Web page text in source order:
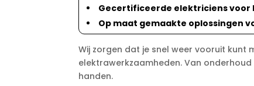
Gecertificeerde elektriciens voor
Op maat gemaakte oplossingen
Wij zorgen dat je snel weer vooruit kunt
elektrawerkzaamheden. Van
handen.